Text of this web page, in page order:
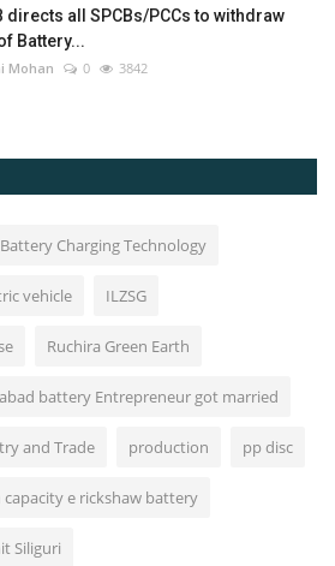
directs all SPCBs/PCCs to withdraw
Battery...
Mohan 0 3842
Battery Charging Technology
vehicle ILZSG
Ruchira Green Earth
battery Entrepreneur got married
and Trade production pp disc
capacity e rickshaw battery
Siliguri